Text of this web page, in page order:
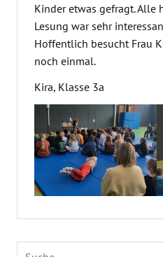
Kinder etwas gefragt. Alle
Lesung war sehr
Hoffentlich besucht Frau
noch einmal.
Kira, Klasse 3a